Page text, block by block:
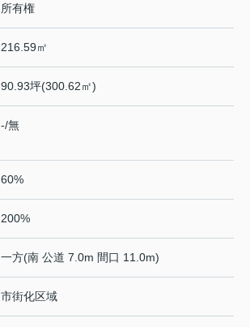
所有権
216.59㎡
90.93坪(300.62㎡)
-/無
60%
200%
一方(南 公道 7.0m 間口 11.0m)
市街化区域